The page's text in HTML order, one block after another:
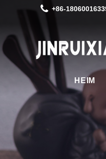
+86-
HEIM